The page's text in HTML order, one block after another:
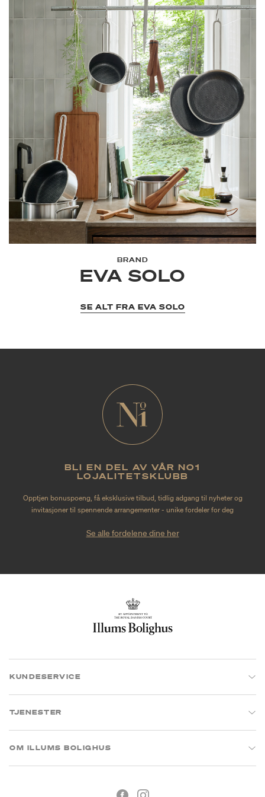
BRAND
EVA SOLO
SE ALT FRA EVA SOLO
BLI EN DEL AV VÅR NO1
LOJALITETSKLUBB
Opptjen bonuspoeng, få eksklusive tilbud, tidlig adgang til nyheter og
invitasjoner til spennende arrangementer - unike fordeler for deg
Se alle fordelene dine her
KUNDESERVICE
TJENESTER
OM ILLUMS BOLIGHUS